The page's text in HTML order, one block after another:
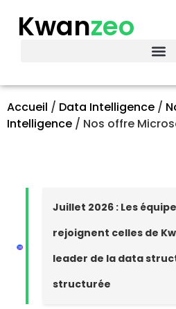
Kwanzeo
Accueil / Data Intelligence /
Intelligence / Nos offre
Juillet 2026 : Les
rejoignent celles de
leader de la data
structurée